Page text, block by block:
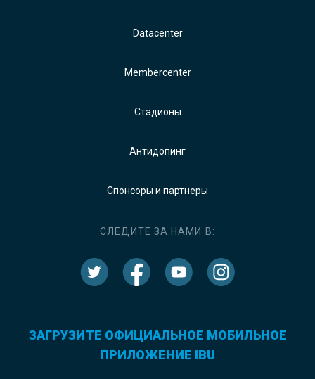
Datacenter
Membercenter
Стадионы
Антидопинг
Спонсоры и партнеры
СЛЕДИТЕ ЗА НАМИ В:
ЗАГРУЗИТЕ ОФИЦИАЛЬНОЕ МОБИЛЬНОЕ
ПРИЛОЖЕНИЕ IBU